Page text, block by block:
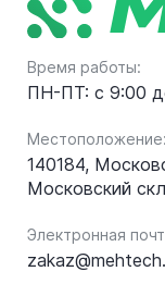
Время работы:
ПН-ПТ: с 9:00
Местоположение:
140184,
Московский
Электронная